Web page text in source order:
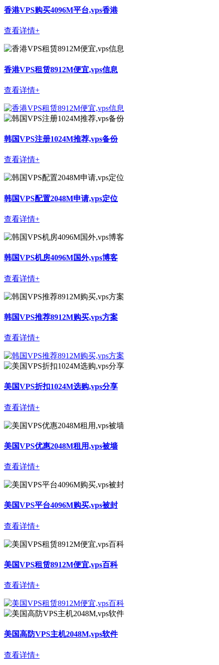
香港VPS购买4096M平台,vps香港
查看详情+
香港VPS租赁8912M便宜,vps信息
查看详情+
韩国VPS注册1024M推荐,vps备份
查看详情+
韩国VPS配置2048M申请,vps定位
查看详情+
韩国VPS机房4096M国外,vps博客
查看详情+
韩国VPS推荐8912M购买,vps方案
查看详情+
美国VPS折扣1024M选购,vps分享
查看详情+
美国VPS优惠2048M租用,vps被墙
查看详情+
美国VPS平台4096M购买,vps被封
查看详情+
美国VPS租赁8912M便宜,vps百科
查看详情+
美国高防VPS主机2048M,vps软件
查看详情+